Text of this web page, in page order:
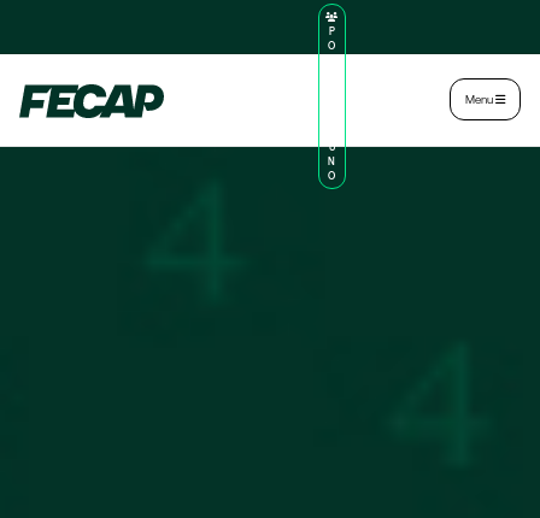
P
O
U
N
O
Menu